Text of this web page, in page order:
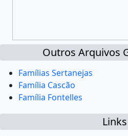
Outros Arquivos
Famílias Sertanejas
Família Cascão
Família Fontelles
Links